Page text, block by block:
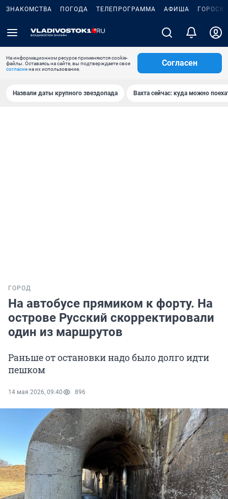
ЗНАКОМСТВА ПОГОДА ТЕЛЕПРОГРАММА АФИША
На информационном ресурсе применяются cookie-
файлы. Оставаясь на сайте, вы подтверждаете свое
согласиена их использование.
Согласен
Назвали даты крупного звездопада Вахта сейчас: куда можно
ГОРОД
На автобусе прямиком к форту. На
острове Русский скорректировали
один из маршрутов
Раньше от остановки надо было долго идти
пешком
14 мая 2026, 09:40 896